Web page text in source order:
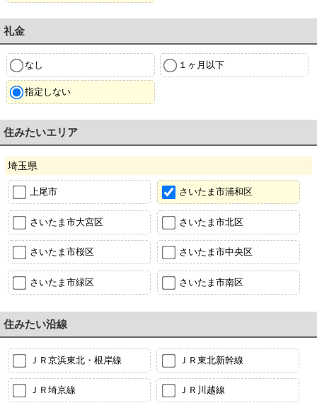
礼金
なし １ヶ月以下
指定しない
住みたいエリア
埼玉県
上尾市 さいたま市浦和区
さいたま市大宮区 さいたま市北区
さいたま市桜区 さいたま市中央区
さいたま市緑区 さいたま市南区
住みたい沿線
ＪＲ京浜東北・根岸線 ＪＲ東北新幹線
ＪＲ埼京線 ＪＲ川越線